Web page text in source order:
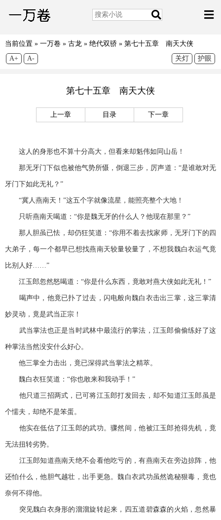
当前位置 » 一万卷 » 古龙 » 绝代双骄 » 第七十五章 南天大侠
A+
A- 护眼
关灯
第七十五章 南天大侠
上一章 目录 下一章
这人的身形也不算十分高大，但看来却魁伟如同山岳！
那无牙门下似也被他气势所慑，倒退三步，厉声道：“是谁敢对无
牙门下如此无礼？”
“冀人燕南天！”这五个字就像流星，能照亮整个大地！
只听燕南天喝道：“你是魏无牙的什么人？他现在那里？”
那人胆虽已怯，却仍狂笑道：“你用不着去找家师，无牙门下的四
大弟子，每一个都早已想找燕南天较量较量了，不想我魏白衣运气竟
比别人好……”
江玉郎忽然怒喝道：“你是什么东西，竟敢对燕大侠如此无礼！”
喝声中，他竟已扑了过去，闪电般向魏白衣击出三掌，这三掌清
妙灵动，竟是武当正宗！
武当掌法也正是当时武林中最流行的掌法，江玉郎偷偷练好了这
种掌法当然没安什么好心。
他三掌全力击出，竟已深得武当掌法之精萃。
魏白衣狂笑道：“你也敢来和我动手！”
他只道三招两式，已可将江玉郎打发回去，却不知道江玉郎虽是
个懦夫，却绝不是笨蛋。
他实在低估了江玉郎的武功。骤然间，他被江玉郎抢得先机，竟
无法扭转劣势。
江玉郎知道燕南天绝不会看他吃亏的，有燕南天在旁边掠阵，他
还怕什么，他胆气越壮，出手更急。魏白衣武功虽然诡秘狠毒，竟也
奈何不得他。
突见魏白衣身形的溜溜旋转起来，四五道碧森森的火焰，忽然暴